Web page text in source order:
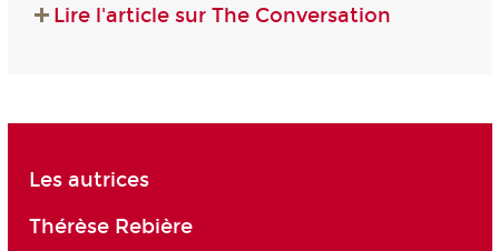
Lire l'article sur The Conversation
Les autrices
Thérèse Rebière